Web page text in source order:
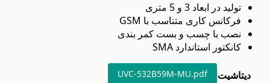
تولید در ابعاد 3 و 5 متری
فرکانس کاری متناسب با GSM
نصب با چسب و بست کمر بندی
کانکتور استاندارد SMA
دیتاشیت UVC-532B59M-MU.pdf